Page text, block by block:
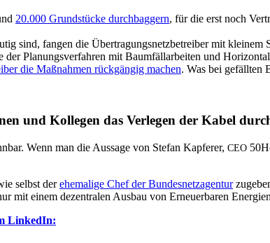
20.000 Grund­stü­cke durch­bag­gern, für die erst noch
sind, fan­gen die Über­tra­gungs­netz­be­trei­ber mit
Pla­nungs­ver­fah­ren mit Baum­fäll­ar­bei­ten und
die Maß­nah­men rück­gän­gig machen. Was bei gefäll­ten
und Kol­le­gen das Ver­le­gen der Kabel
Wenn man die Aus­sa­ge von Ste­fan Kap­fe­rer, CEO
selbst derehe­ma­li­ge Chef der Bun­des­netz­agen­tur
mit einem dezen­tra­len Aus­bau von Erneu­er­ba­ren
LinkedIn: